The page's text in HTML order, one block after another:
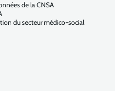
de la CNSA
du secteur médico-social